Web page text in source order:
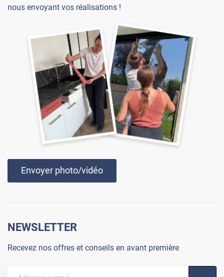
nous envoyant vos réalisations !
Envoyer photo/vidéo
NEWSLETTER
Recevez nos offres et conseils en avant première